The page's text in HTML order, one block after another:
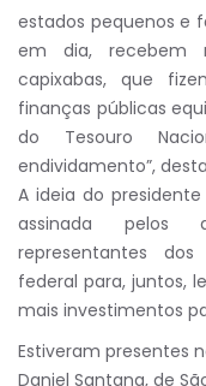
estados pequenos e
em dia, recebem
capixabas, que
finanças públicas
do Tesouro
endividamento”,
A ideia do
assinada pelos
representantes
federal para, juntos,
mais investimentos
Estiveram presentes
Daniel Santana, de